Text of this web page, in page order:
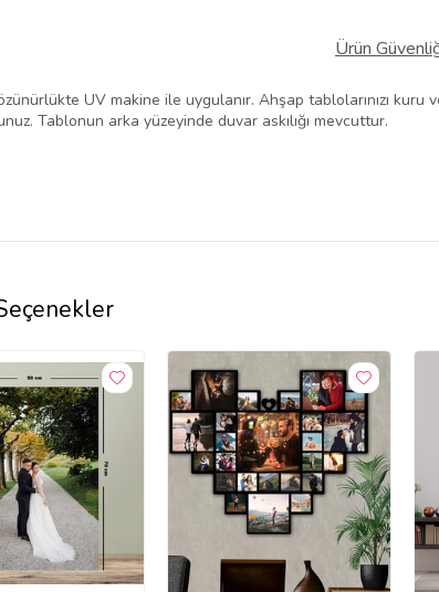
Ürün
UV makine ile uygulanır. Ahşap tablolarınızı kuru
Tablonun arka yüzeyinde duvar askılığı mevcuttur.